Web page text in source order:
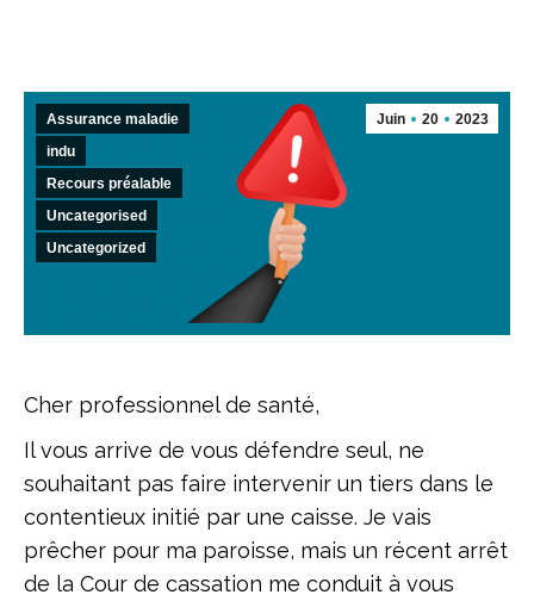
Juin 20 2023
Assurance maladie
indu
Recours préalable
Uncategorised
Uncategorized
Cher professionnel de santé,
Il vous arrive de vous défendre seul, ne
souhaitant pas faire intervenir un tiers dans le
contentieux initié par une caisse. Je vais
prêcher pour ma paroisse, mais un récent arrêt
de la Cour de cassation me conduit à vous